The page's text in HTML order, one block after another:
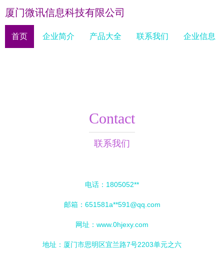
厦门微讯信息科技有限公司
首页 企业简介 产品大全 联系我们 企业信息
Contact
联系我们
电话：1805052**
邮箱：651581a**591@qq.com
网址： www.0hjexy.com
地址：厦门市思明区宜兰路7号2203单元之六